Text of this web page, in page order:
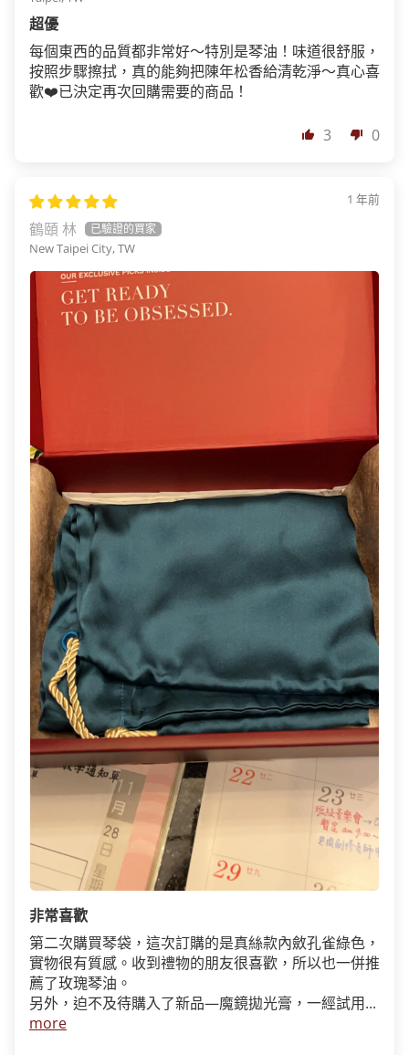
超優
每個東西的品質都非常好～特別是琴油！味道很舒服，
按照步驟擦拭，真的能夠把陳年松香給清乾淨～真心喜
歡❤️已決定再次回購需要的商品！
3 0
1 年前
鶴頤 林
New Taipei City, TW
非常喜歡
第二次購買琴袋，這次訂購的是真絲款內斂孔雀綠色，
實物很有質感。收到禮物的朋友很喜歡，所以也一併推
薦了玫瑰琴油。
另外，迫不及待購入了新品—魔鏡拋光膏，一經試用...
more